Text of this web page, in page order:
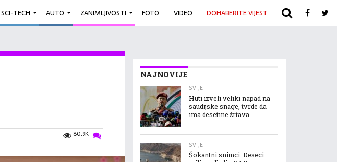
SCI-TECH AUTO ZANIMLJIVOSTI FOTO VIDEO DOHABERITE VIJEST ARHIVA
80.9K
NAJNOVIJE
SVIJET
Huti izveli veliki napad na
saudijske snage, tvrde da
ima desetine žrtava
SVIJET
Šokantni snimci: Deseci